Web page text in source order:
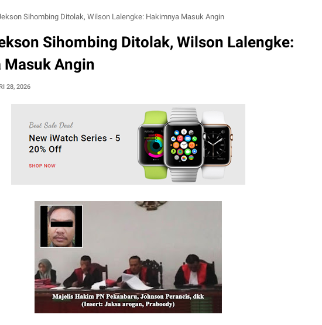
Sihombing Ditolak, Wilson Lalengke: Hakimnya Masuk Angin
Sihombing Ditolak, Wilson Lalengke:
Masuk Angin
28, 2026